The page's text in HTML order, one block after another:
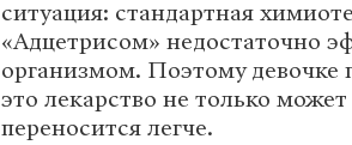
ситуация: стандартная
«Адцетрисом» недостаточно
организмом. Поэтому девочке
это лекарство не только
переносится легче.